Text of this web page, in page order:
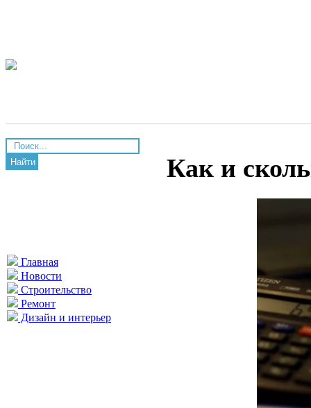
Найти
Главная
Новости
Строительство
Ремонт
Дизайн и интерьер
Как и